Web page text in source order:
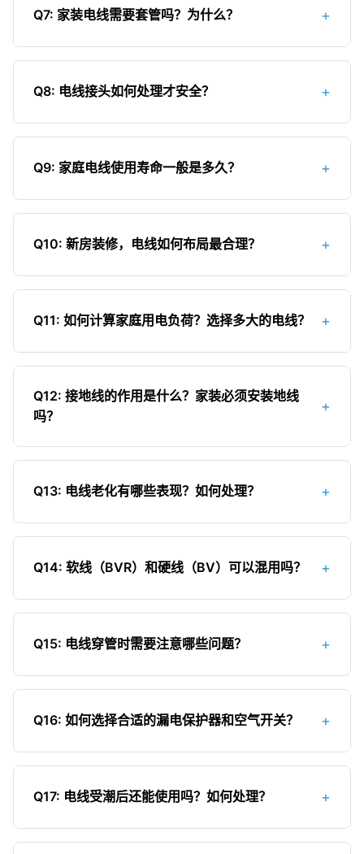
芯呈紫红色，有光泽，杂质少；3）试韧性：优质电
线绝缘层韧性好，不易撕裂；4）称重量：同规格电
开明火后应立即熄灭；6）查看证书：应有3C认证
Q7: 家装电线需要套管吗？为什么？ +
家装电线必须套管！套管的主要作用：1）保护电线
于日后维修和更换电线；4）符合电气安装规范要
求。常用的套管有PVC管和金属管，一般家装多使
绝缘层。
Q8: 电线接头如何处理才安全？ +
电线接头的安全处理方法：1）多股线必须烫锡，防
盒；3）接头处用绝缘胶带或热缩管包裹严实；4）
避免接头直接埋在墙内，应安装在接线盒中；5）不
殊的抗氧化处理。
Q9: 家庭电线使用寿命一般是多久？ +
家装电线的理论使用寿命一般在20-30年左右，但
电线使用寿命更长；2）使用环境：高温、潮湿环境
会缩短使用寿命；3）负载情况：长期过载会加速老
超过20年的老房子进行电路检查，必要时更换电
Q10: 新房装修，电线如何布局最合理？ +
合理的电线布局应遵循以下原则：1）分路供电：照
布线：如空调、电热水器等应从配电箱单独引线；
3）预留足够插座：避免使用过多插线板；4）考虑
线：横平竖直，避免交叉；6）设置漏电保护器和空
气开关，确保用电安全。
Q11: 如何计算家庭用电负荷？选择多大的电线？ +
计算家庭用电负荷的方法：1）统计所有电器的额定
电流(A) = 功率(W) ÷ 电压(V)，计算总电流；4）根
据总电流选择合适截面积的电线。一般家庭用电负
荷计算：照明回路总功率≤1000W，插座回路总功
应留有20%的余量。
Q12: 接地线的作用是什么？家装必须安装地线
吗？
+
接地线的主要作用是防止触电事故。当电器发生漏
家装中必须安装地线，这是保障用电安全的基本要
求。特别是对于金属外壳的电器（如洗衣机、冰
必须使用三孔插座并正确连接地线。
Q13: 电线老化有哪些表现？如何处理？ +
电线老化的表现：1）绝缘层变硬、变脆，容易开
裂纹或剥落；4）通电时电线发热异常；5）经常出
现跳闸现象。处理方法：1）对于轻微老化的电线，
换新线；3）平时注意避免电线长期过载、高温烘烤
Q14: 软线（BVR）和硬线（BV）可以混用吗？ +
软线和硬线可以混用，但需要注意以下几点：1）连
接；2）两种电线的截面积应匹配，最好使用相同或
相近规格；3）在同一回路中混用两种电线时，载流
好，避免松动发热；5）对于重要线路，建议统一使
性。
Q15: 电线穿管时需要注意哪些问题？ +
电线穿管时的注意事项：1）选择合适直径的线管，
弯，弯曲半径应大于线管直径的6倍；3）穿管前检
查线管是否有毛刺，避免损伤电线绝缘层；4）多根
处要密封好，防止水泥、沙子等进入；6）穿线时可
7）暗敷线管应固定牢固，避免日后移位。
Q16: 如何选择合适的漏电保护器和空气开关？ +
选择漏电保护器和空气开关的方法：1）根据回路电
路用16-20A，空调回路用20-32A；2）漏电保护器
动作电流选择：家用一般选择30mA，动作时间≤0.1
Q17: 电线受潮后还能使用吗？如何处理？ +
电线受潮后的处理方法：1）轻微受潮的电线，可在